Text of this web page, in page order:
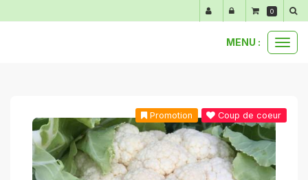
MENU :
Promotion Coup de coeur
0